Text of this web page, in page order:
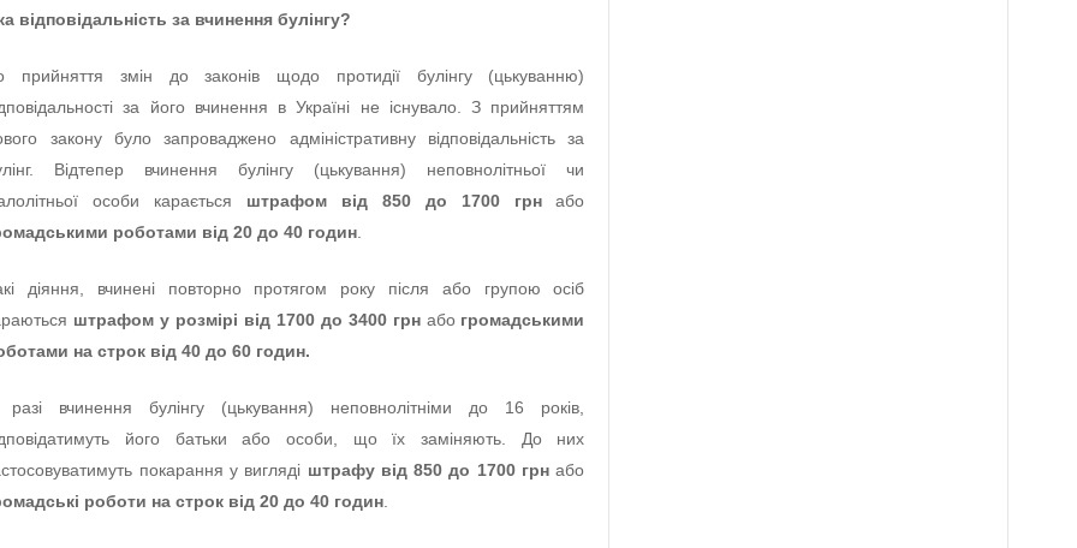
відповідальність за вчинення булінгу?
прийняття змін до законів щодо протидії булінгу (цькуванню)
за його вчинення в Україні не існувало. З прийняттям
закону було запроваджено адміністративну відповідальність за
Відтепер вчинення булінгу (цькування) неповнолітньої чи
особи карається штрафом від 850 до 1700 грнабо
роботами від 20 до 40 годин.
діяння, вчинені повторно протягом року після або групою осіб
штрафом у розмірі від 1700 до 3400 грнабо громадськими
на строк від 40 до 60 годин.
вчинення булінгу (цькування) неповнолітніми до 16 років,
його батьки або особи, що їх заміняють. До них
покарання у вигляді штрафу від 850 до 1700 грн або
роботи на строк від 20 до 40 годин.